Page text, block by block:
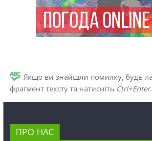
Якщо ви знайшли помилку, будь
фрагмент тексту та натисніть Ctrl+Enter.
ПРО НАС